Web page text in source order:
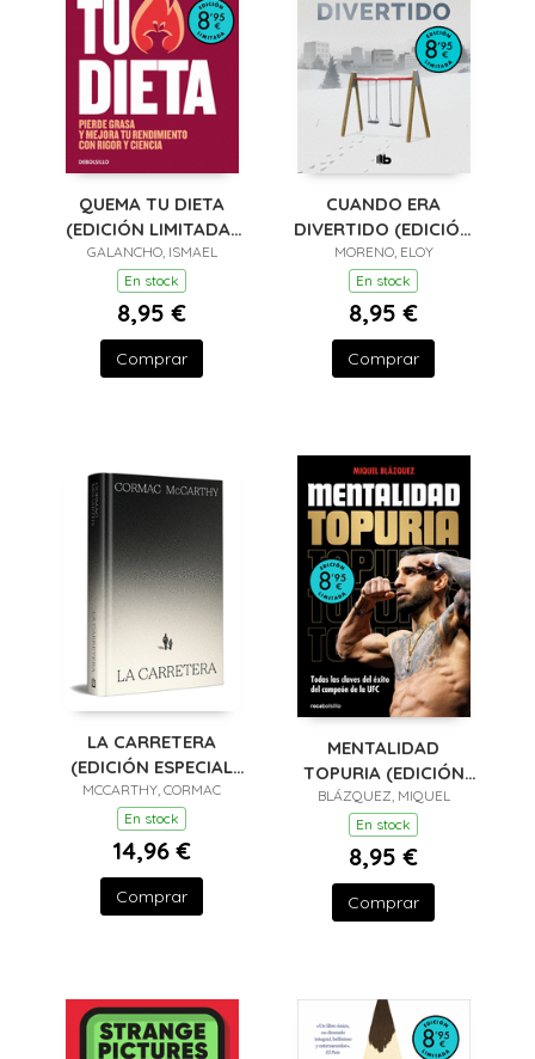
QUEMA TU DIETA
(EDICIÓN LIMITADA ·
VERANO)
GALANCHO, ISMAEL
En stock
8,95 €
Comprar
CUANDO ERA
DIVERTIDO (EDICIÓN
LIMITADA · VERANO)
MORENO, ELOY
En stock
8,95 €
Comprar
LA CARRETERA
(EDICIÓN ESPECIAL
EN TAPA DURA)
MCCARTHY, CORMAC
En stock
14,96 €
Comprar
MENTALIDAD
TOPURIA (EDICIÓN
LIMITADA)
BLÁZQUEZ, MIQUEL
En stock
8,95 €
Comprar